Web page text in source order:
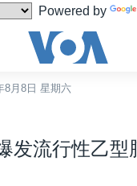
Powered by
8月8日 星期六
发流行性乙型